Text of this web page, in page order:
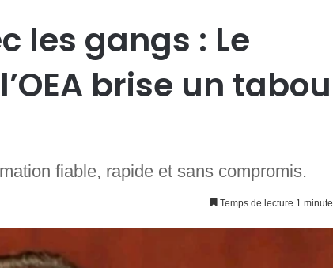
les gangs : Le
brise un tabou
fiable, rapide et sans compromis.
Temps de lecture 1 minute